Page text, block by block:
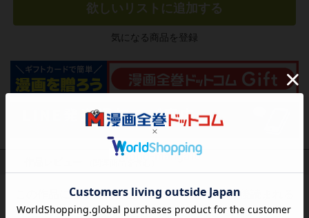
欲しいリストに追加する
気になる商品を登録
この作品にはまだレビューがありません。 今後読まれる
方のために感想を共有してもらえませんか？